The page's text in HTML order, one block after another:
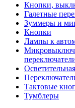
Кнопки,
Галетные
Зуммеры и
Кнопки
Лампы к
Тактовые
Тумблеры